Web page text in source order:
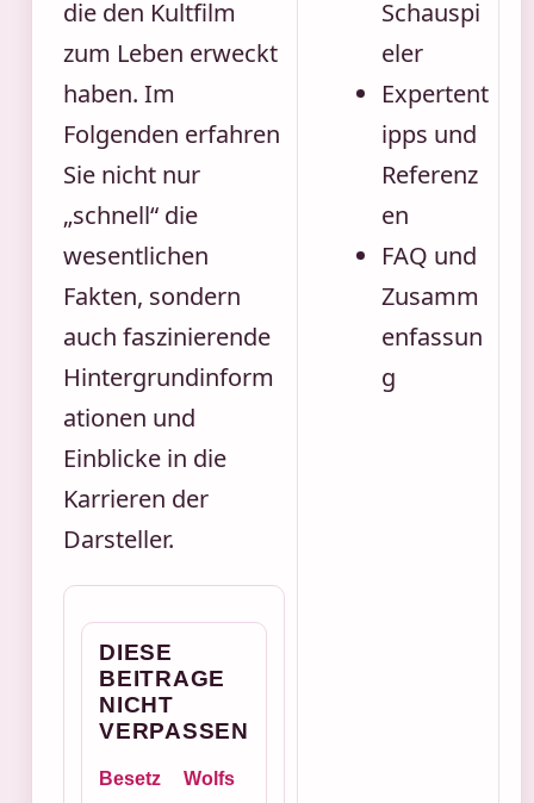
die den Kultfilm
zum Leben erweckt
haben. Im
Folgenden erfahren
Sie nicht nur
„schnell“ die
wesentlichen
Fakten, sondern
auch faszinierende
Hintergrundinform
ationen und
Einblicke in die
Karrieren der
Darsteller.
DIESE
BEITRAGE
NICHT
VERPASSEN
Besetz
Wolfs
Schauspi
eler
Expertent
ipps und
Referenz
en
FAQ und
Zusamm
enfassun
g